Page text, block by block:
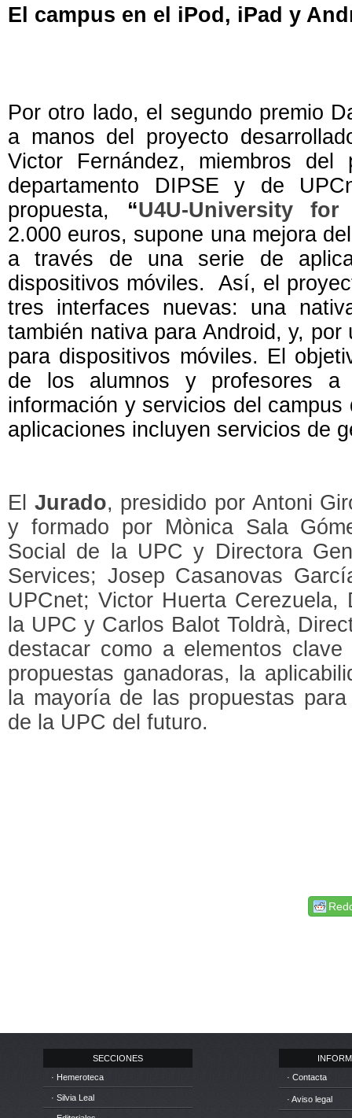
El campus en el iPod, iPad y
Por otro lado, el segundo premio
a manos del proyecto
Victor Fernández, miembros del
departamento DIPSE y de
propuesta, “U4U-University for
2.000 euros, supone una mejora
a través de una serie de
dispositivos móviles. Así, el
tres interfaces nuevas: una
también nativa para Android, y,
para dispositivos móviles. El
de los alumnos y profesores
información y servicios del
aplicaciones incluyen servicios de
El Jurado, presidido por Antoni
y formado por Mònica Sala
Social de la UPC y Directora
Services; Josep Casanovas
UPCnet; Victor Huerta Cerezuela,
la UPC y Carlos Balot Toldrà,
destacar como a elementos
propuestas ganadoras, la
la mayoría de las propuestas
de la UPC del futuro.
SECCIONES
· Hemeroteca
· Silvia Leal
· Contacta
· Aviso legal